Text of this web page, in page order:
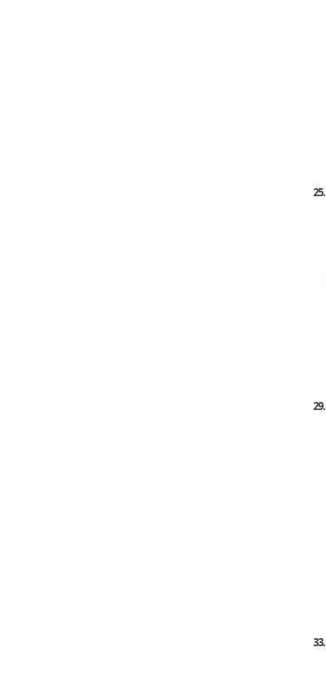
25.
29.
33.